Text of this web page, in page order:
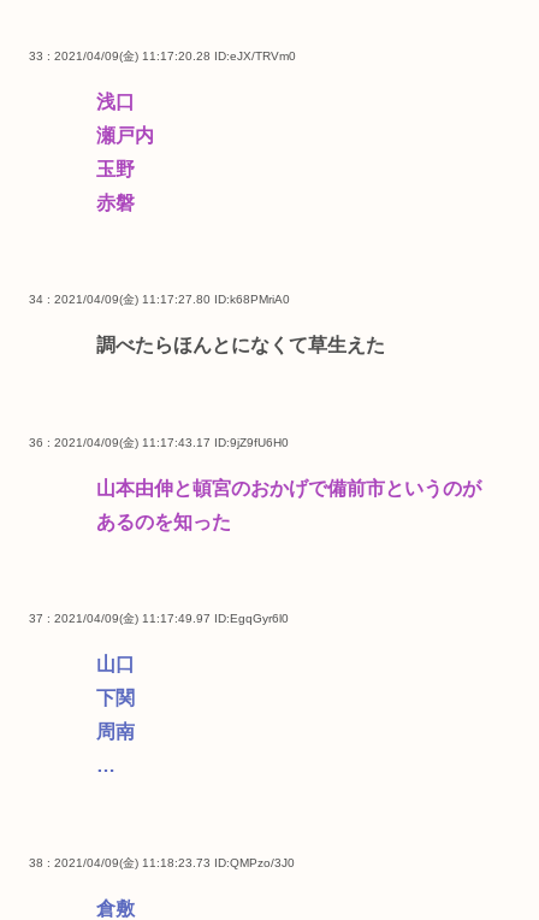
33 : 2021/04/09(金) 11:17:20.28 ID:eJX/TRVm0
浅口
瀬戸内
玉野
赤磐
34 : 2021/04/09(金) 11:17:27.80 ID:k68PMriA0
調べたらほんとになくて草生えた
36 : 2021/04/09(金) 11:17:43.17 ID:9jZ9fU6H0
山本由伸と頓宮のおかげで備前市というのが
あるのを知った
37 : 2021/04/09(金) 11:17:49.97 ID:EgqGyr6l0
山口
下関
周南
…
38 : 2021/04/09(金) 11:18:23.73 ID:QMPzo/3J0
倉敷